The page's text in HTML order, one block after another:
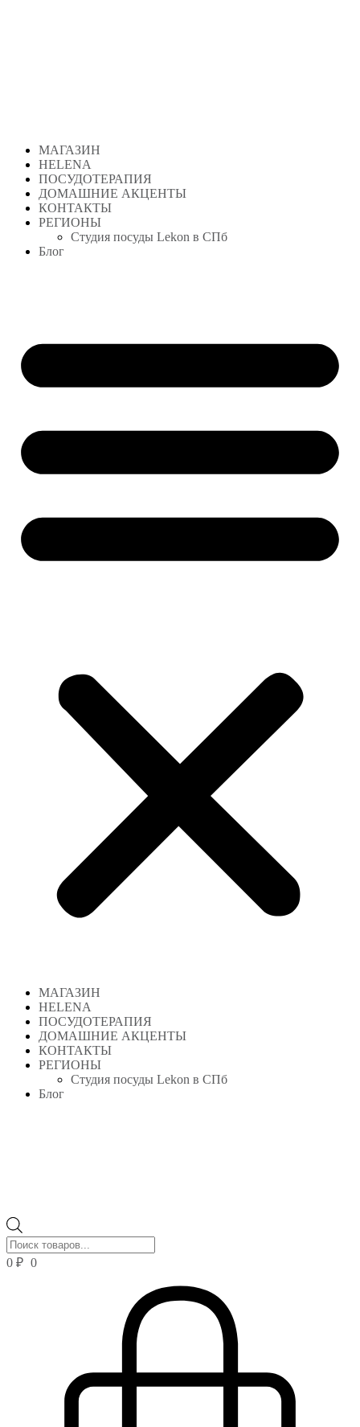
МАГАЗИН
HELENA
ПОСУДОТЕРАПИЯ
ДОМАШНИЕ АКЦЕНТЫ
КОНТАКТЫ
РЕГИОНЫ
Студия посуды Lekon в СПб
Блог
МАГАЗИН
HELENA
ПОСУДОТЕРАПИЯ
ДОМАШНИЕ АКЦЕНТЫ
КОНТАКТЫ
РЕГИОНЫ
Студия посуды Lekon в СПб
Блог
товаров
0 ₽ 0